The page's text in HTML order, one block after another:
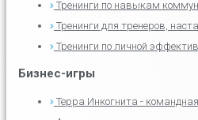
Тренинги по навыкам
Тренинги для тренеров,
Тренинги по личной
Бизнес-игры
Терра Инкогнита -